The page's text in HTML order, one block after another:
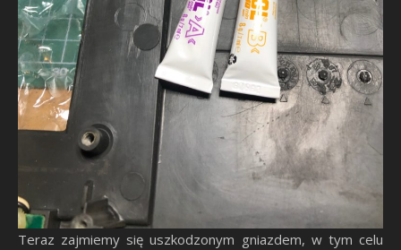
Teraz zajmiemy się uszkodzonym gniazdem, w tym celu